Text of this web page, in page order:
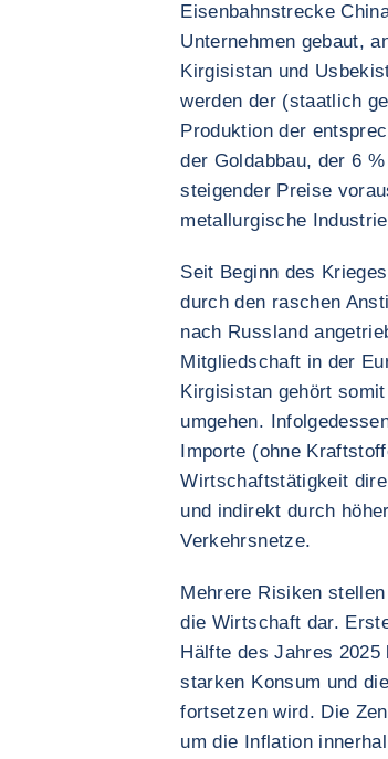
Eisenbahnstrecke
Unternehmen gebaut,
Kirgisistan und
werden der (staatlich
Produktion der
der Goldabbau, der 6
steigender Preise
metallurgische
Seit Beginn des
durch den raschen
nach Russland
Mitgliedschaft in der
Kirgisistan gehört
umgehen.
Importe (ohne
Wirtschaftstätigkeit
und indirekt durch
Verkehrsnetze.
Mehrere Risiken
die Wirtschaft dar.
Hälfte des Jahres
starken Konsum und
fortsetzen wird. Die
um die Inflation